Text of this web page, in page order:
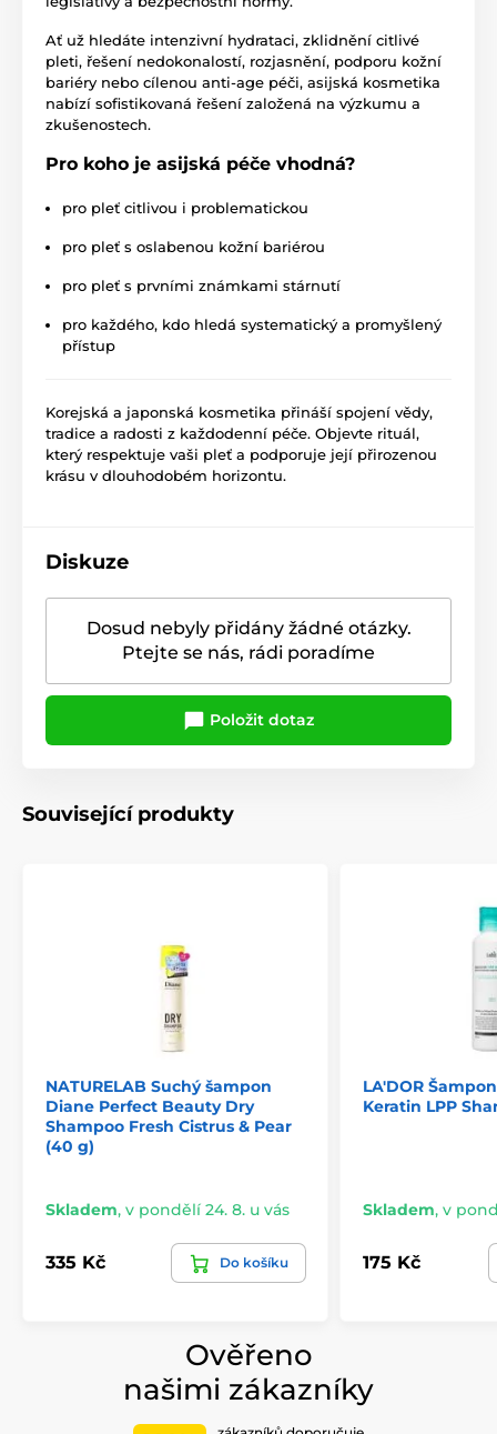
Ať už hledáte intenzivní hydrataci, zklidnění citlivé
pleti, řešení nedokonalostí, rozjasnění, podporu kožní
bariéry nebo cílenou anti-age péči, asijská kosmetika
nabízí sofistikovaná řešení založená na výzkumu a
zkušenostech.
Pro koho je asijská péče vhodná?
pro pleť citlivou i problematickou
pro pleť s oslabenou kožní bariérou
pro pleť s prvními známkami stárnutí
pro každého, kdo hledá systematický a promyšlený
přístup
Korejská a japonská kosmetika přináší spojení vědy,
tradice a radosti z každodenní péče. Objevte rituál,
který respektuje vaši pleť a podporuje její přirozenou
krásu v dlouhodobém horizontu.
Diskuze
Dosud nebyly přidány žádné otázky.
Ptejte se nás, rádi poradíme
Položit dotaz
Související produkty
NATURELAB Suchý šampon
Diane Perfect Beauty Dry
Shampoo Fresh Cistrus & Pear
(40 g)
Skladem, v pondělí 24. 8. u vás
335 Kč Do košíku
LA'DOR
Keratin LPP
Skladem, v
175 Kč
Ověřeno
našimi zákazníky